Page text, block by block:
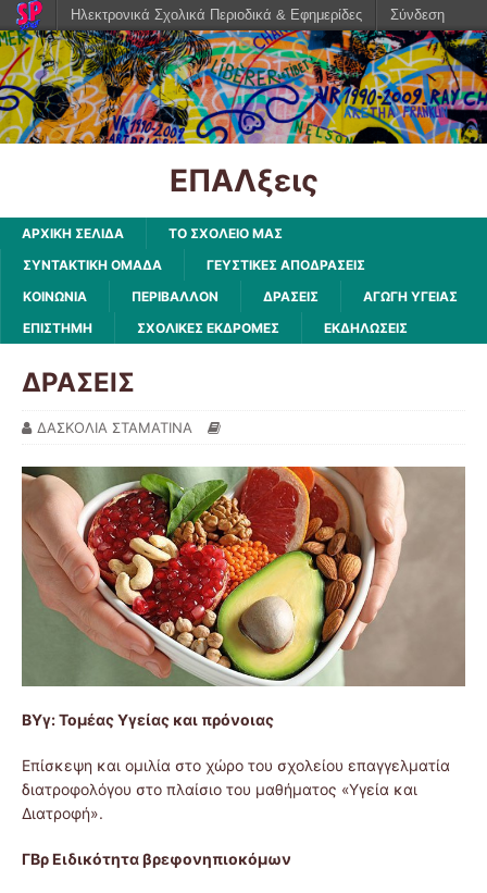
ΕΠΑΛξεις
ΑΡΧΙΚΗ ΣΕΛΙΔΑ
ΤΟ ΣΧΟΛΕΙΟ ΜΑΣ
ΣΥΝΤΑΚΤΙΚΗ ΟΜΑΔΑ
ΓΕΥΣΤΙΚΕΣ ΑΠΟΔΡΑΣΕΙΣ
ΚΟΙΝΩΝΙΑ
ΠΕΡΙΒΑΛΛΟΝ ΔΡΑΣΕΙΣ
ΑΓΩΓΗ ΥΓΕΙΑΣ
ΕΠΙΣΤΗΜΗ
ΣΧΟΛΙΚΕΣ ΕΚΔΡΟΜΕΣ ΕΚΔΗΛΩΣΕΙΣ
ΔΡΑΣΕΙΣ
ΔΑΣΚΟΛΙΑ ΣΤΑΜΑΤΙΝΑ
ΒΥγ: Τομέας Υγείας και πρόνοιας
Επίσκεψη και ομιλία στο χώρο του σχολείου επαγγελματία
διατροφολόγου στο πλαίσιο του μαθήματος «Υγεία και
Διατροφή».
ΓΒρ Ειδικότητα βρεφονηπιοκόμων
Ηλεκτρονικά Σχολικά Περιοδικά & Εφημερίδες Σύνδεση